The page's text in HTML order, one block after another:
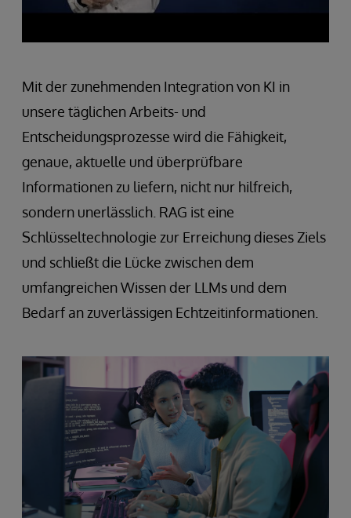
Mit der zunehmenden Integration von KI in
unsere täglichen Arbeits- und
Entscheidungsprozesse wird die Fähigkeit,
genaue, aktuelle und überprüfbare
Informationen zu liefern, nicht nur hilfreich,
sondern unerlässlich. RAG ist eine
Schlüsseltechnologie zur Erreichung dieses Ziels
und schließt die Lücke zwischen dem
umfangreichen Wissen der LLMs und dem
Bedarf an zuverlässigen Echtzeitinformationen.